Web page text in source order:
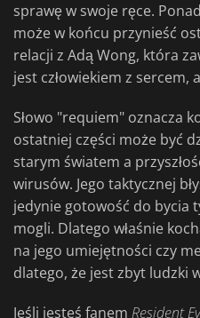
sprawę w swoje ręce.
może w końcu przynieść
relacji z Adą Wong, która
jest człowiekiem z sercem,
Słowo "requiem" oznacza
ostatniej części może być
starym światem a
wirusów. Jego taktycznej
jedynie gotowość do bycia
mogli. Dlatego właśnie
na jego umiejętności czy
dlatego, że jest zbyt ludzki
Jeśli jesteś fanem Resident